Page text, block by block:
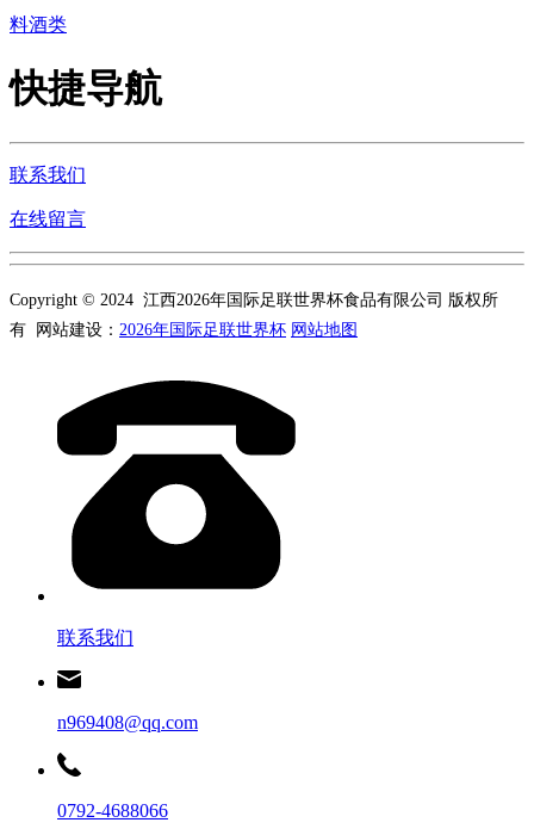
料酒类
快捷导航
联系我们
在线留言
Copyright © 2024 江西2026年国际足联世界杯食品有限公司 版权所
有 网站建设： 2026年国际足联世界杯 网站地图
联系我们
n969408@qq.com
0792-4688066